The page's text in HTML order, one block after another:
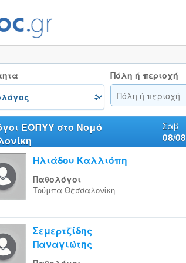
Πόλη ή περιοχή
Σαβ
08/08
ΕΟΠΥΥ στο Νομό
Ηλιάδου Καλλιόπη
Παθολόγοι
Τούμπα Θεσσαλονίκη
Σεμερτζίδης
Παναγιώτης